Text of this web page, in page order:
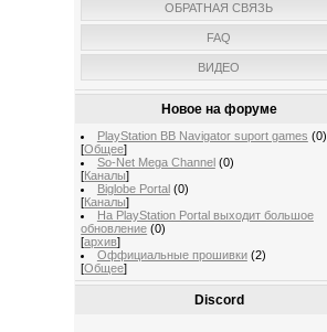
ОБРАТНАЯ СВЯЗЬ
FAQ
ВИДЕО
Новое на форуме
PlayStation BB Navigator suport games (0)
[Общее]
So-Net Mega Channel (0)
[Каналы]
Biglobe Portal (0)
[Каналы]
На PlayStation Portal выходит большое
обновление (0)
[архив]
Оффициальные прошивки (2)
[Общее]
Discord